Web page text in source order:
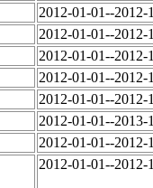
2012-01-01--
2012-01-01--
2012-01-01--
2012-01-01--
2012-01-01--
2012-01-01--
2012-01-01--
2012-01-01--